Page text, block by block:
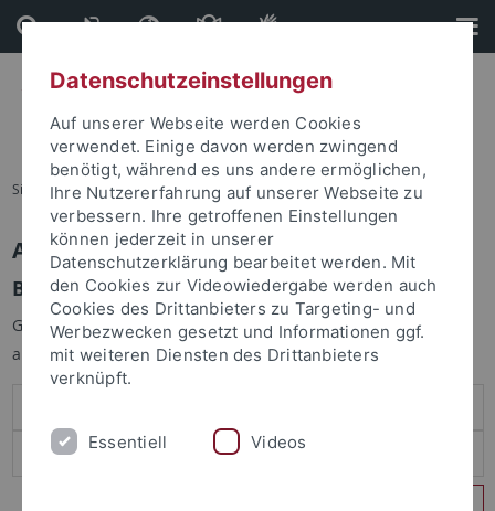
Direkt
zum
Inhalt
Direkt
zur
Fußleiste
Sie sind hier: Startseite
Anmelden
Benutzeranmeldung
Geben Sie Ihren Benutzernamen und Ihr Passwort an um sich
anzumelden:
Datenschutzeinstellungen
Auf unserer Webseite werden Cookies
verwendet. Einige davon werden zwingend
benötigt, während es uns andere ermöglichen,
Ihre Nutzererfahrung auf unserer Webseite zu
verbessern. Ihre getroffenen Einstellungen
können jederzeit in unserer
Datenschutzerklärung bearbeitet werden. Mit
den Cookies zur Videowiedergabe werden auch
Cookies des Drittanbieters zu Targeting- und
Werbezwecken gesetzt und Informationen ggf.
mit weiteren Diensten des Drittanbieters
verknüpft.
Essentiell Videos